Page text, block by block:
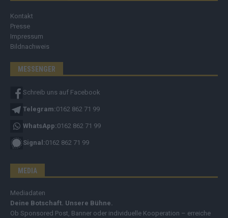
Kontakt
Presse
Impressum
Bildnachweis
MESSENGER
Schreib uns auf Facebook
Telegram:0162 862 71 99
WhatsApp:0162 862 71 99
Signal:0162 862 71 99
MEDIA
Mediadaten
Deine Botschaft. Unsere Bühne.
Ob Sponsored Post, Banner oder individuelle Kooperation – erreiche